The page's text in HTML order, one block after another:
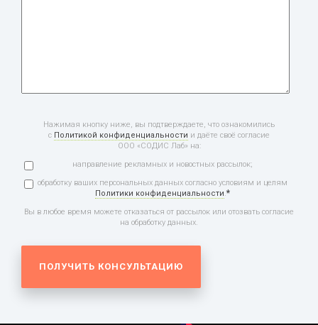
Нажимая кнопку ниже, вы подтверждаете, что ознакомились
с Политикой конфиденциальности и даёте своё согласие
ООО «СОДИС Лаб» на:
направление рекламных и новостных рассылок;
обработку ваших персональных данных согласно условиям и целям
Политики конфиденциальности.*
Вы в любое время можете отказаться от рассылок или отозвать согласие
на обработку данных.